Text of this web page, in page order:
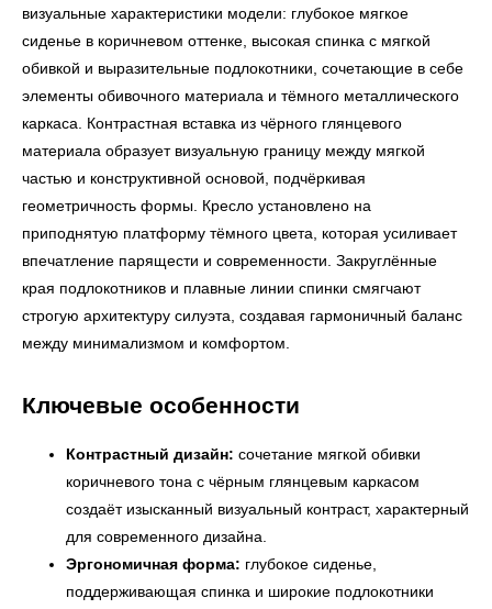
визуальные характеристики модели: глубокое мягкое
сиденье в коричневом оттенке, высокая спинка с мягкой
обивкой и выразительные подлокотники, сочетающие в себе
элементы обивочного материала и тёмного металлического
каркаса. Контрастная вставка из чёрного глянцевого
материала образует визуальную границу между мягкой
частью и конструктивной основой, подчёркивая
геометричность формы. Кресло установлено на
приподнятую платформу тёмного цвета, которая усиливает
впечатление парящести и современности. Закруглённые
края подлокотников и плавные линии спинки смягчают
строгую архитектуру силуэта, создавая гармоничный баланс
между минимализмом и комфортом.
Ключевые особенности
Контрастный дизайн: сочетание мягкой обивки
коричневого тона с чёрным глянцевым каркасом
создаёт изысканный визуальный контраст, характерный
для современного дизайна.
Эргономичная форма: глубокое сиденье,
поддерживающая спинка и широкие подлокотники